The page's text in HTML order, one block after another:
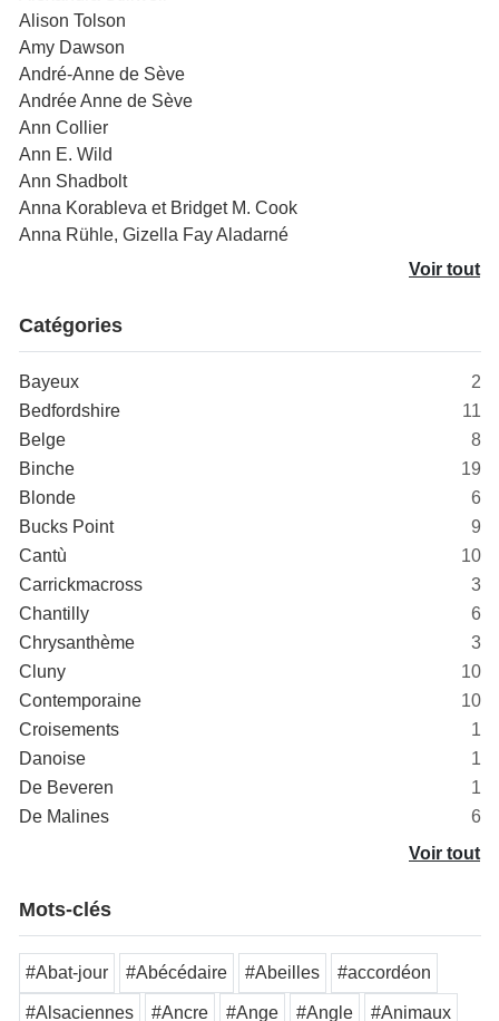
Alison Tolson
Amy Dawson
André-Anne de Sève
Andrée Anne de Sève
Ann Collier
Ann E. Wild
Ann Shadbolt
Anna Korableva et Bridget M. Cook
Anna Rühle, Gizella Fay Aladarné
Voir tout
Catégories
Bayeux
2
Bedfordshire
11
Belge
8
Binche
19
Blonde
6
Bucks Point
9
Cantù
10
Carrickmacross
3
Chantilly
6
Chrysanthème
3
Cluny
10
Contemporaine
10
Croisements
1
Danoise
1
De Beveren
1
De Malines
6
Voir tout
Mots-clés
#Abat-jour #Abécédaire #Abeilles #accordéon
#Alsaciennes #Ancre #Ange #Angle #Animaux